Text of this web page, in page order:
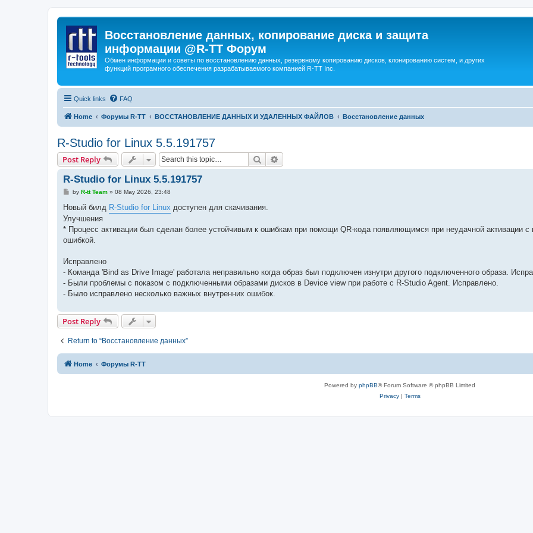
Восстановление данных, копирование диска и защита
информации @R-TT Форум
Обмен информации и советы по восстановлению данных, резервному копированию дисков, клонированию систем, и других
функций програмного обеспечения разрабатываемого компанией R-TT Inc.
Quick links FAQ
Home Форумы R-TT ВОССТАНОВЛЕНИЕ ДАННЫХ И УДАЛЕННЫХ ФАЙЛОВ Восстановление данных
R-Studio for Linux 5.5.191757
Post Reply Search
R-Studio for Linux 5.5.191757
P
s
by R-tt Team» 08 May 2026, 23:48
Новый билд R-Studio for Linux доступен для скачивания.
Улучшения
* Процесс активации был сделан более устойчивым к ошибкам при помощи QR-кода появляющимся при неудачной активации с
ошибкой.
Исправлено
- Команда 'Bind as Drive Image' работала неправильно когда образ был подключен изнутри другого подключенного образа.
- Были проблемы с показом с подключенными образами дисков в Device view при работе с R-Studio Agent. Исправлено.
- Было исправлено несколько важных внутренних ошибок.
Post Reply
Return to “Восстановление данных”
Home Форумы R-TT
Powered by phpBB® Forum Software © phpBB Limited
Privacy| Terms